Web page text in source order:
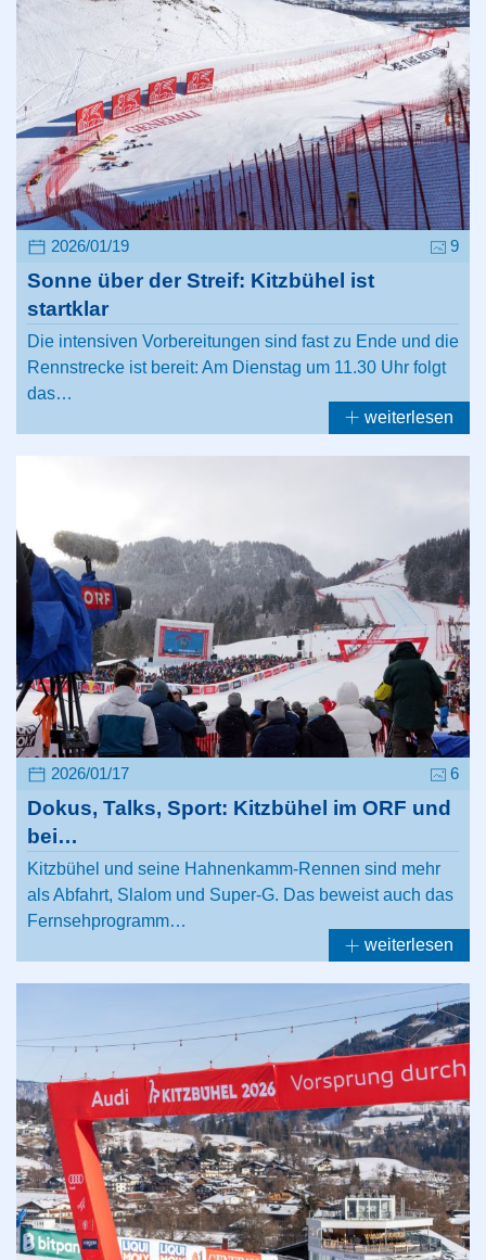
2026/01/19 9
Sonne über der Streif: Kitzbühel ist
startklar
Die intensiven Vorbereitungen sind fast zu Ende und die
Rennstrecke ist bereit: Am Dienstag um 11.30 Uhr folgt
das…
weiterlesen
2026/01/17 6
Dokus, Talks, Sport: Kitzbühel im ORF und
bei…
Kitzbühel und seine Hahnenkamm-Rennen sind mehr
als Abfahrt, Slalom und Super-G. Das beweist auch das
Fernsehprogramm…
weiterlesen